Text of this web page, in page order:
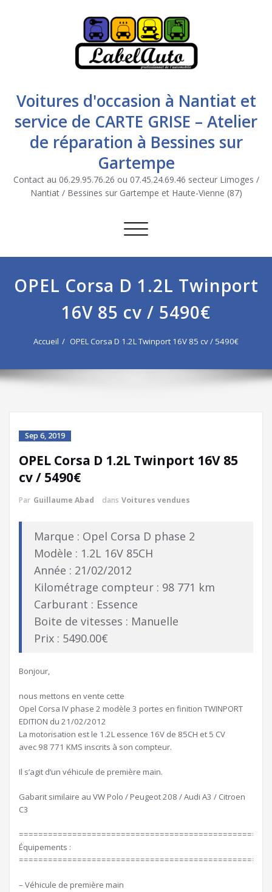
Voitures d'occasion à Nantiat et
service de CARTE GRISE – Atelier
de réparation à Bessines sur
Gartempe
Contact au 06.29.95.76.26 ou 07.45.24.69.46 secteur Limoges /
Nantiat / Bessines sur Gartempe et Haute-Vienne (87)
Afficher/masquer la navigation
OPEL Corsa D 1.2L Twinport
16V 85 cv / 5490€
Accueil OPEL Corsa D 1.2L Twinport 16V 85 cv / 5490€
Sep 6, 2019
OPEL Corsa D 1.2L Twinport 16V 85
cv / 5490€
Par Guillaume Abad dans Voitures vendues
Marque : Opel Corsa D phase 2
Modèle : 1.2L 16V 85CH
Année : 21/02/2012
Kilométrage compteur : 98 771 km
Carburant : Essence
Boite de vitesses : Manuelle
Prix : 5490.00€
Bonjour,
nous mettons en vente cette
Opel Corsa IV phase 2 modèle 3 portes en finition TWINPORT
EDITION du 21/02/2012
La motorisation est le 1.2L essence 16V de 85CH et 5 CV
avec 98 771 KMS inscrits à son compteur.
Il s’agit d’un véhicule de première main.
Gabarit similaire au VW Polo / Peugeot 208 / Audi A3 / Citroen
C3
Équipements :
– Véhicule de première main